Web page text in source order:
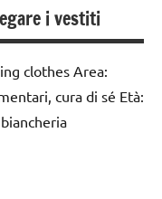
i vestiti
clothes Area:
cura di sé Età: